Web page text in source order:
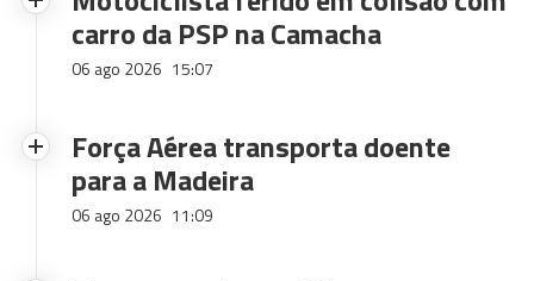
carro da PSP na Camacha
06 ago 2026 15:07
Força Aérea transporta doente
para a Madeira
06 ago 2026 11:09